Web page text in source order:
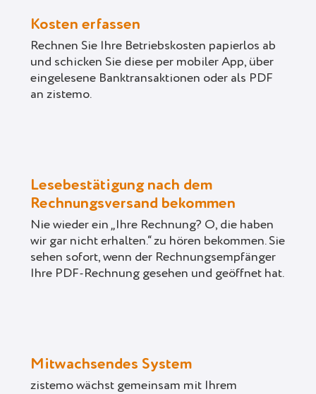
Kosten erfassen
Rechnen Sie Ihre Betriebskosten papierlos ab
und schicken Sie diese per mobiler App, über
eingelesene Banktransaktionen oder als PDF
an zistemo.
Lesebestätigung nach dem
Rechnungsversand bekommen
Nie wieder ein „Ihre Rechnung? O, die haben
wir gar nicht erhalten.“ zu hören bekommen. Sie
sehen sofort, wenn der Rechnungsempfänger
Ihre PDF-Rechnung gesehen und geöffnet hat.
Mitwachsendes System
zistemo wächst gemeinsam mit Ihrem